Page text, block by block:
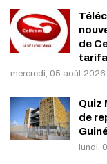
de
mercredi, 05 août 2026
Quiz
de
lundi,